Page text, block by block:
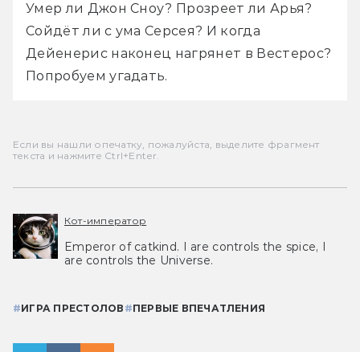
Умер ли Джон Сноу? Прозреет ли Арья?
Сойдёт ли с ума Серсея? И когда
Дейенерис наконец нагрянет в Вестерос?
Попробуем угадать.
Если вы нашли опечатку, пожалуйста, выделите фрагмент
текста и нажмите Ctrl+Enter.
Кот-император
Emperor of catkind. I are controls the spice, I
are controls the Universe.
#ИГРА ПРЕСТОЛОВ #ПЕРВЫЕ ВПЕЧАТЛЕНИЯ